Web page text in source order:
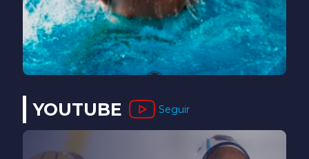
YOUTUBE Seguir